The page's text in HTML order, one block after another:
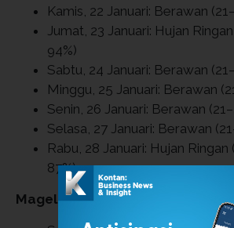
Kamis, 22 Januari: Berawan
Jumat, 23 Januari: Hujan
94%)
Sabtu, 24 Januari: Berawan
Minggu, 25 Januari: Berawan
Senin, 26 Januari: Berawan
Selasa, 27 Januari: Berawan
Rabu, 28 Januari: Hujan Ringan
87%)
Magelang